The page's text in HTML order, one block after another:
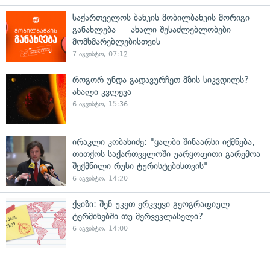
საქართველოს ბანკის მობილბანკის მორიგი
განახლება — ახალი შესაძლებლობები
მომხმარებლებისთვის
7 აგვისტო, 07:12
როგორ უნდა გადავურჩეთ მზის სიკვდილს? —
ახალი კვლევა
6 აგვისტო, 15:36
ირაკლი კობახიძე: "ყალბი შინაარსი იქმნება,
თითქოს საქართველოში უარყოფითი გარემოა
შექმნილი რუსი ტურისტებისთვის"
6 აგვისტო, 14:20
ქვიზი: შენ უკეთ ერკვევი გეოგრაფიულ
ტერმინებში თუ მერვეკლასელი?
6 აგვისტო, 14:00